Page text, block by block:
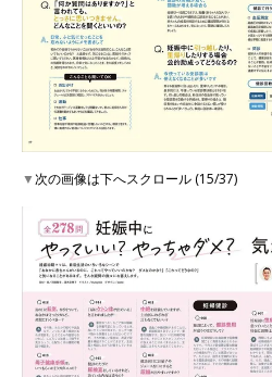
▼次の画像は下へスクロール (15/37)